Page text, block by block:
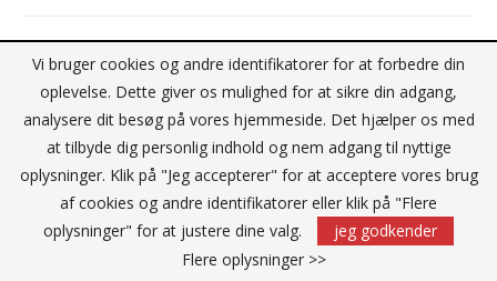
Reklame
Vi bruger cookies og andre identifikatorer for at forbedre din
oplevelse. Dette giver os mulighed for at sikre din adgang,
analysere dit besøg på vores hjemmeside. Det hjælper os med
at tilbyde dig personlig indhold og nem adgang til nyttige
oplysninger. Klik på "Jeg accepterer" for at acceptere vores brug
af cookies og andre identifikatorer eller klik på "Flere
oplysninger" for at justere dine valg.
jeg godkender
Flere oplysninger >>